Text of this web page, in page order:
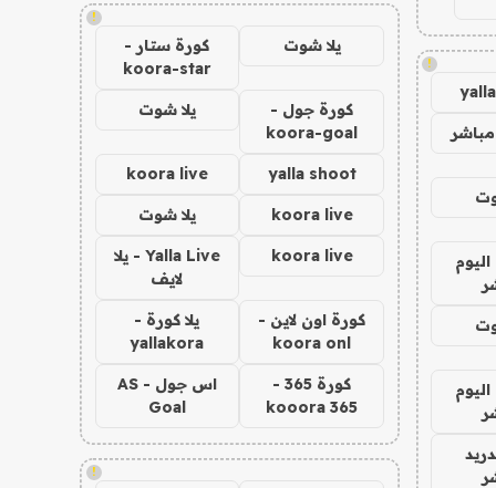
!
!
يلا شوت
كورة ستار -
koora-star
كورة جول -
koora-goal
يلا شوت
yalla shoot
koora live
koora live يلا شوت
koora live
Yalla Live - يلا
لايف
كورة اون لاين -
koora onl
يلا كورة -
yallakora
كورة 365 -
kooora 365
اس جول - AS
Goal
!